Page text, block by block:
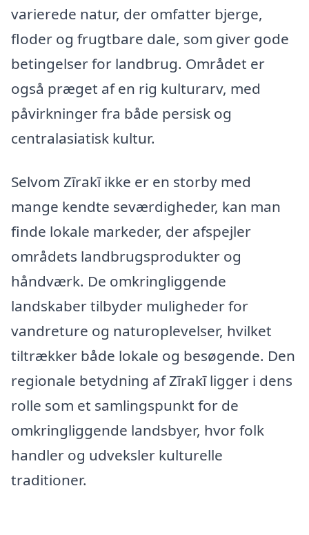
varierede natur, der omfatter bjerge,
floder og frugtbare dale, som giver gode
betingelser for landbrug. Området er
også præget af en rig kulturarv, med
påvirkninger fra både persisk og
centralasiatisk kultur.
Selvom Zīrakī ikke er en storby med
mange kendte seværdigheder, kan man
finde lokale markeder, der afspejler
områdets landbrugsprodukter og
håndværk. De omkringliggende
landskaber tilbyder muligheder for
vandreture og naturoplevelser, hvilket
tiltrækker både lokale og besøgende. Den
regionale betydning af Zīrakī ligger i dens
rolle som et samlingspunkt for de
omkringliggende landsbyer, hvor folk
handler og udveksler kulturelle
traditioner.